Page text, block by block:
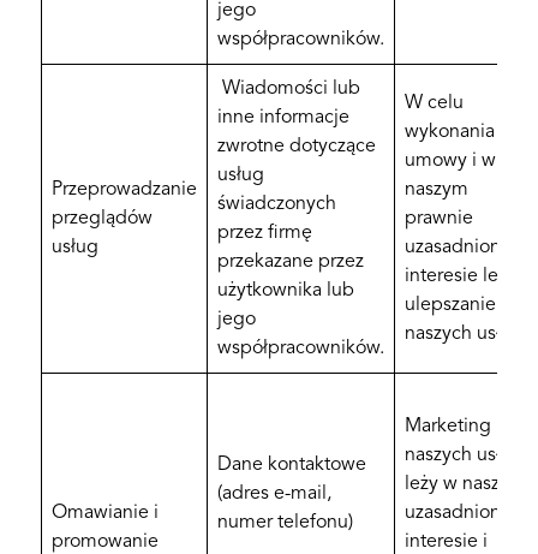
jego
współpracowników.
Przeprowadzanie
przeglądów
usług
Wiadomości lub
inne informacje
zwrotne dotyczące
usług
świadczonych
przez firmę
przekazane przez
użytkownika lub
jego
współpracowników.
W celu
wykonania
umowy i w
naszym
prawnie
uzasadnionym
interesie leży
ulepszanie
naszych usług.
Omawianie i
promowanie
Dane kontaktowe
(adres e-mail,
numer telefonu)
Marketing
naszych usług
leży w naszym
uzasadnionym
interesie i